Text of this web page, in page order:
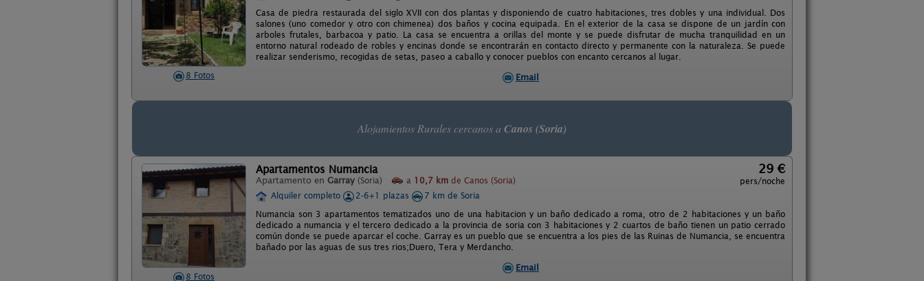
8 Fotos
Casa de piedra restaurada del siglo XVII con dos plantas y disponiendo de cuatro habitaciones, tres dobles y una individual. Dos
salones (uno comedor y otro con chimenea) dos baños y cocina equipada. En el exterior de la casa se dispone de un jardín con
arboles frutales, barbacoa y patio. La casa se encuentra a orillas del monte y se puede disfrutar de mucha tranquilidad en un
entorno natural rodeado de robles y encinas donde se encontrarán en contacto directo y permanente con la naturaleza. Se puede
realizar senderismo, recogidas de setas, paseo a caballo y conocer pueblos con encanto cercanos al lugar.
Email
Alojamientos Rurales cercanos a Canos (Soria)
8 Fotos
Apartamentos Numancia
Apartamento en Garray (Soria) a 10,7 km de Canos (Soria)
29 €
pers/noche
Alquiler completo
2-6+1 plazas
7 km de Soria
Numancia son 3 apartamentos tematizados uno de una habitacion y un baño dedicado a roma, otro de 2 habitaciones y un baño
dedicado a numancia y el tercero dedicado a la provincia de soria con 3 habitaciones y 2 cuartos de baño tienen un patio cerrado
común donde se puede aparcar el coche. Garray es un pueblo que se encuentra a los pies de las Ruinas de Numancia, se encuentra
bañado por las aguas de sus tres rios;Duero, Tera y Merdancho.
Email